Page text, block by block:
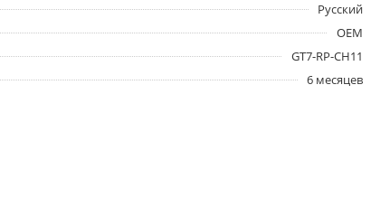
Русский
OEM
GT7-RP-CH11
6 месяцев